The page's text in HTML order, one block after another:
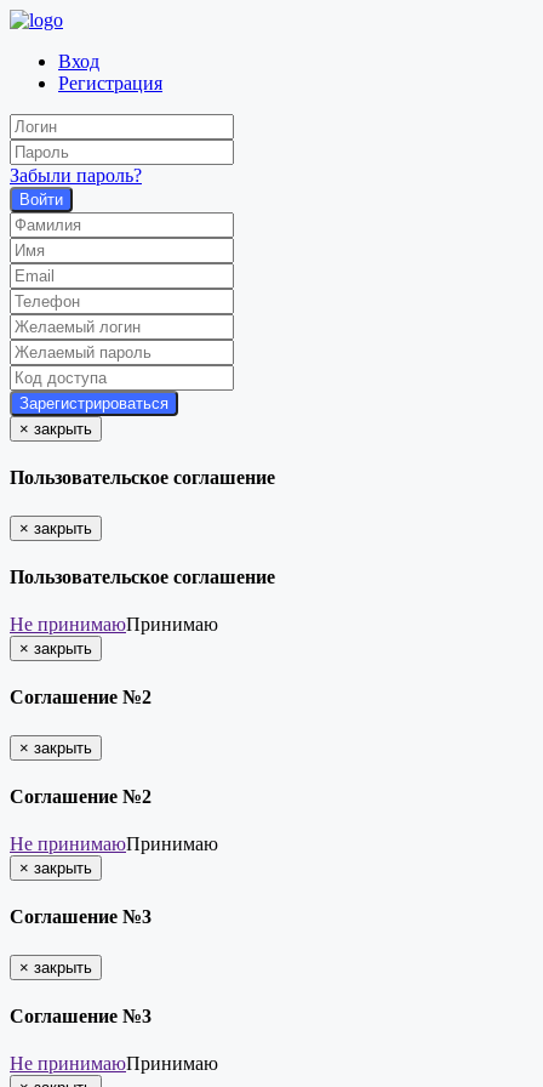
Вход
Регистрация
Забыли пароль?
Войти
× закрыть
Пользовательское соглашение
× закрыть
Пользовательское соглашение
Не принимаюПринимаю
× закрыть
Соглашение №2
× закрыть
Соглашение №2
Не принимаюПринимаю
× закрыть
Соглашение №3
× закрыть
Соглашение №3
Не принимаюПринимаю